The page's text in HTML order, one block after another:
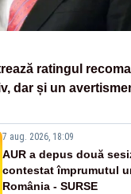
ratingul
dar și un
7 aug. 2026, 18:09
AUR a depus două
contestat împrumutul
România - SURSE